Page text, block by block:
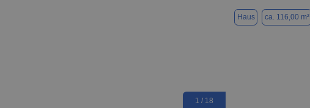
1 / 18
Haus ca. 116,00 m²